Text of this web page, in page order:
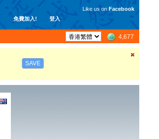
免費加入! 登入
Like us on Facebook
4,677
SAVE